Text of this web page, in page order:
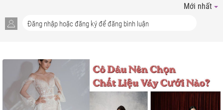
Mới nhất